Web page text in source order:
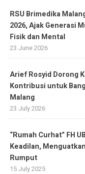
RSU Brimedika
2026, Ajak Generasi
Fisik dan Mental
23 June 2026
Arief Rosyid Dorong
Kontribusi untuk
Malang
23 July 2026
“Rumah Curhat” FH
Keadilan,
Rumput
15 July 2025